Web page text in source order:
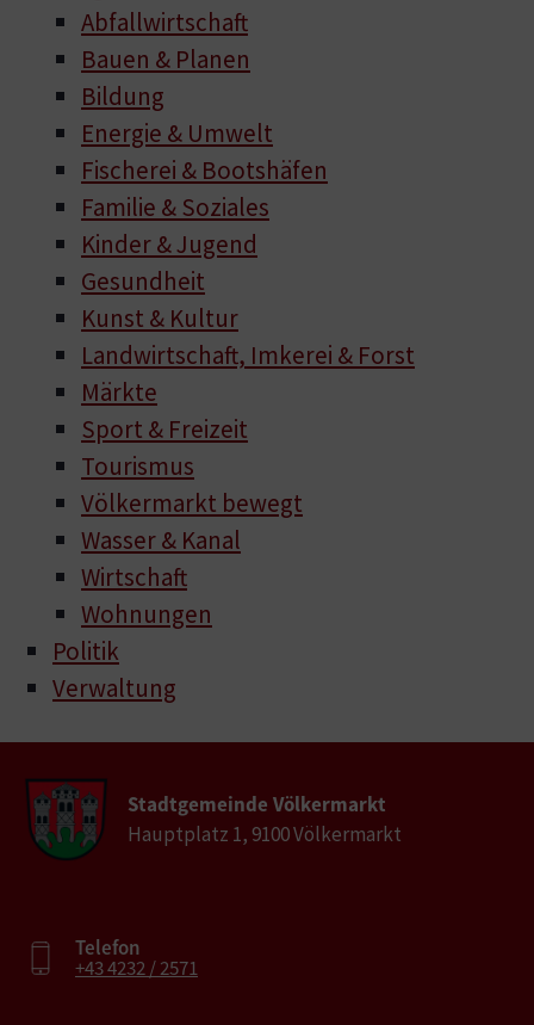
Abfallwirtschaft
Bauen & Planen
Bildung
Energie & Umwelt
Fischerei & Bootshäfen
Familie & Soziales
Kinder & Jugend
Gesundheit
Kunst & Kultur
Landwirtschaft, Imkerei & Forst
Märkte
Sport & Freizeit
Tourismus
Völkermarkt bewegt
Wasser & Kanal
Wirtschaft
Wohnungen
Politik
Verwaltung
Stadtgemeinde Völkermarkt
Hauptplatz 1, 9100 Völkermarkt
Telefon
+43 4232 / 2571